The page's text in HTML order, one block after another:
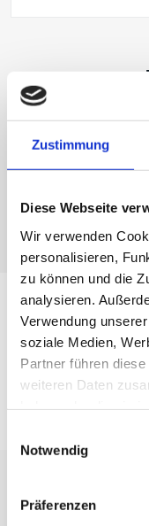
Zustimmung
Diese Webseite
Wir verwenden
personalisieren,
zu können und die
analysieren.
Verwendung
soziale Medien,
Partner führen
weiteren Daten
Notwendig
Präferenzen
Anwendung:
ø38
Artikelnummer:
Downloads